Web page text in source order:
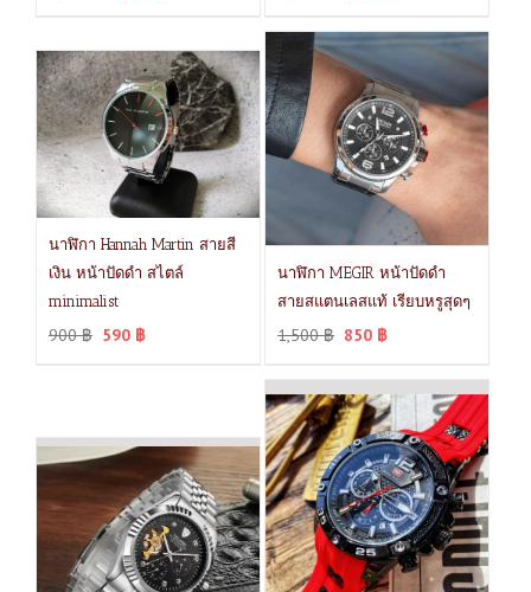
นาฬิกา Hannah Martin สายสี
เงิน หน้าปัดดำ สไตล์
minimalist
900฿ 590 ฿
นาฬิกา MEGIR หน้าปัดดำ
สายสแตนเลสแท้ เรียบหรูสุดๆ
1,500฿ 850 ฿